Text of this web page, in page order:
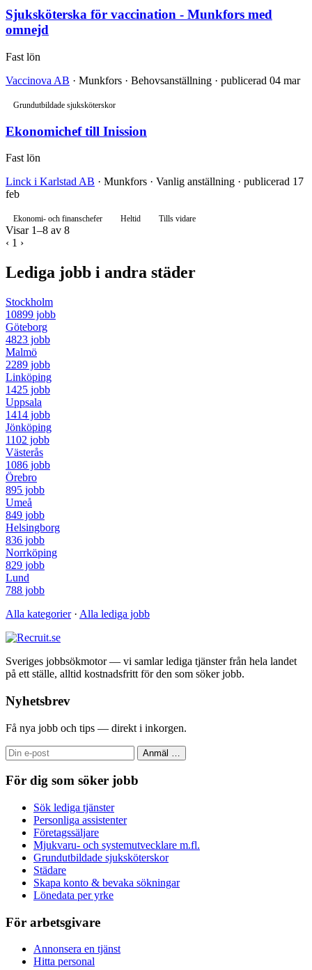
Sjuksköterska för vaccination - Munkfors med
omnejd
Fast lön
Vaccinova AB · Munkfors · Behovsanställning · publicerad 04 mar
Grundutbildade sjuksköterskor
Ekonomichef till Inission
Fast lön
Linck i Karlstad AB · Munkfors · Vanlig anställning · publicerad 17
feb
Ekonomi- och finanschefer Heltid Tills vidare
Visar 1–8 av 8
‹ 1 ›
Lediga jobb i andra städer
Stockholm
10899 jobb
Göteborg
4823 jobb
Malmö
2289 jobb
Linköping
1425 jobb
Uppsala
1414 jobb
Jönköping
1102 jobb
Västerås
1086 jobb
Örebro
895 jobb
Umeå
849 jobb
Helsingborg
836 jobb
Norrköping
829 jobb
Lund
788 jobb
Alla kategorier· Alla lediga jobb
Sveriges jobbsökmotor — vi samlar lediga tjänster från hela landet
på ett ställe, alltid kostnadsfritt för den som söker jobb.
Nyhetsbrev
Få nya jobb och tips — direkt i inkorgen.
Anmäl
För dig som söker jobb
Sök lediga tjänster
Personliga assistenter
Företagssäljare
Mjukvaru- och systemutvecklare m.fl.
Grundutbildade sjuksköterskor
Städare
Skapa konto & bevaka sökningar
Lönedata per yrke
För arbetsgivare
Annonsera en tjänst
Hitta personal